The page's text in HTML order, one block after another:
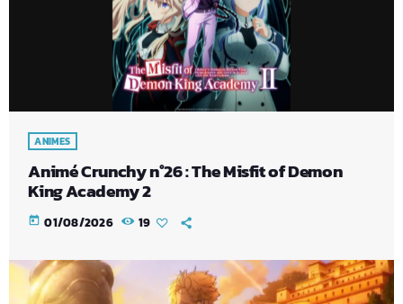
ANIMES
Animé Crunchy n°26 : The Misfit of Demon
King Academy 2
today 01/08/2026 19